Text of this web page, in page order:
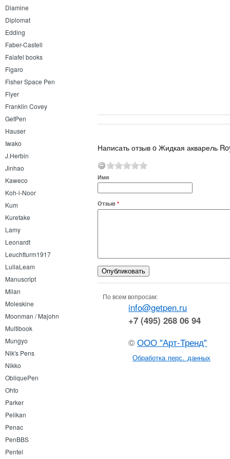
Diamine
Diplomat
Edding
Faber-Castell
Falafel books
Figaro
Fisher Space Pen
Flyer
Franklin Covey
GetPen
Hauser
Iwako
J.Herbin
Jinhao
Kaweco
Koh-i-Noor
Kum
Kuretake
Lamy
Leonardt
Leuchtturm1917
LullaLeam
Manuscript
Milan
Moleskine
Moonman / Majohn
Multibook
Mungyo
Nik's Pens
Nikko
ObliquePen
Ohto
Parker
Pelikan
Penac
PenBBS
Pentel
Написать отзыв o Жидкая акварель
Имя
Отзыв *
По всем вопросам:
info@getpen.ru
+7 (495) 268 06 94
©ООО "Арт-Тренд"
Обработка перс. данных